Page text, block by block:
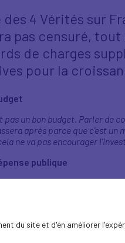
des 4 Vérités sur
pas censuré,
de charges
pour la
pas un bon budget. Parler de
après parce que c'est un
ne va pas encourager
publique
publique va continuer à
d’économie à prendre
du site et d'en améliorer